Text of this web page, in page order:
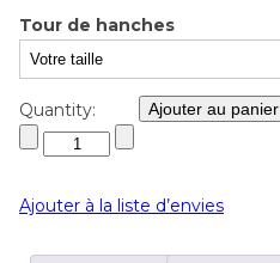
Tour de hanches
Quantity: Ajouter au panier
Ajouter à la liste d’envies